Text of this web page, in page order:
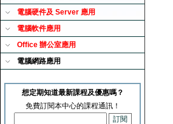
電腦硬件及 Server 應用
電腦軟件應用
Office 辦公室應用
電腦網路應用
想定期知道最新課程及優惠嗎？
免費訂閱本中心的課程通訊！